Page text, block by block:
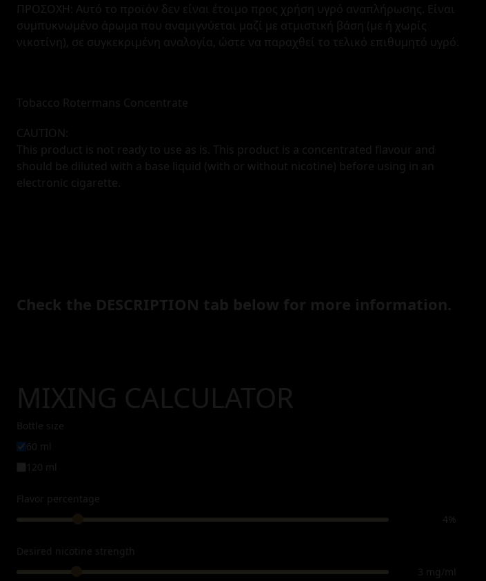
ΠΡΟΣΟΧΗ: Αυτό το προϊόν δεν είναι έτοιμο προς χρήση υγρό αναπλήρωσης. Είναι
συμπυκνωμένο άρωμα που αναμιγνύεται μαζί με ατμιστική βάση (με ή χωρίς
νικοτίνη), σε συγκεκριμένη αναλογία, ώστε να παραχθεί το τελικό επιθυμητό υγρό.
Tobacco Rotermans Concentrate
CAUTION:
This product is not ready to use as is. This product is a concentrated flavour and
should be diluted with a base liquid (with or without nicotine) before using in an
electronic cigarette.
Check the DESCRIPTION tab below for more information.
MIXING CALCULATOR
Bottle size
60 ml
120 ml
Flavor percentage
4%
Desired nicotine strength
3 mg/ml